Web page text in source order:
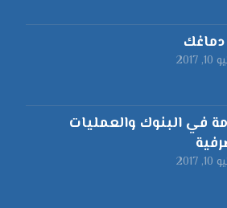
2017
في البنوك والعمليات
2017